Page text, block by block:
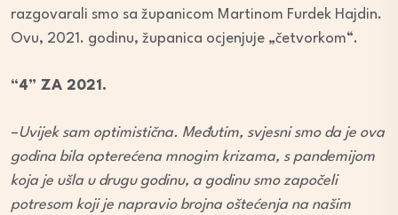
razgovarali smo sa županicom Martinom Furdek Hajdin.
Ovu, 2021. godinu, županica ocjenjuje „četvorkom“.
“4” ZA 2021.
–Uvijek sam optimistična. Međutim, svjesni smo da je ova
godina bila opterećena mnogim krizama, s pandemijom
koja je ušla u drugu godinu, a godinu smo započeli
potresom koji je napravio brojna oštećenja na našim